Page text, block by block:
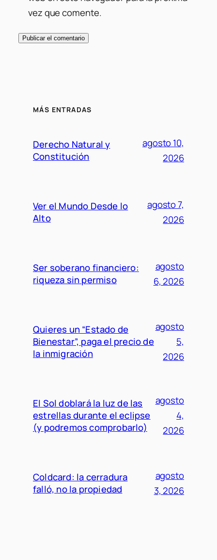
vez que comente.
MÁS ENTRADAS
Derecho Natural y
Constitución
agosto 10,
2026
Ver el Mundo Desde lo
Alto
agosto 7,
2026
Ser soberano financiero:
riqueza sin permiso
agosto
6, 2026
Quieres un “Estado de
Bienestar”, paga el precio de
la inmigración
agosto
5,
2026
El Sol doblará la luz de las
estrellas durante el eclipse
(y podremos comprobarlo)
agosto
4,
2026
Coldcard: la cerradura
falló, no la propiedad
agosto
3, 2026